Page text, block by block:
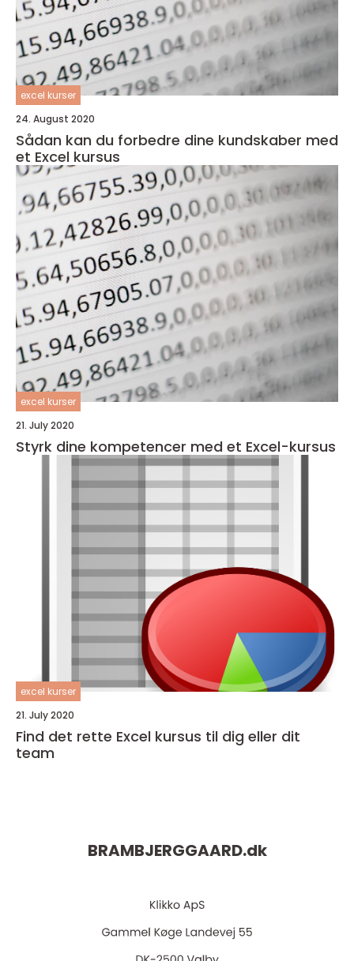
excel kurser
24. August 2020
Sådan kan du forbedre dine kundskaber med
et Excel kursus
excel kurser
21. July 2020
Styrk dine kompetencer med et Excel-kursus
excel kurser
21. July 2020
Find det rette Excel kursus til dig eller dit
team
BRAMBJERGGAARD.dk